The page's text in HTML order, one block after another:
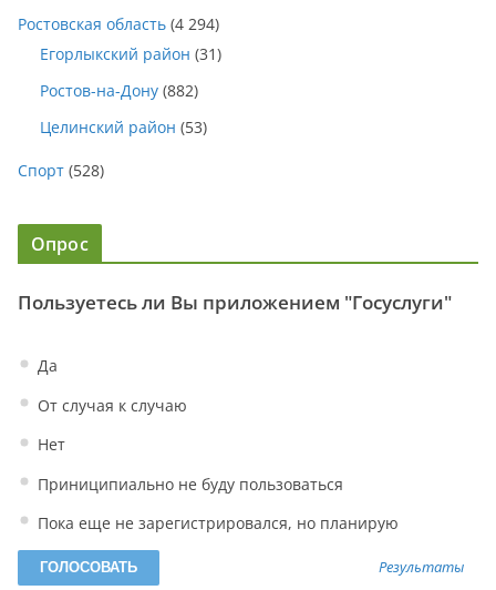
Ростовская область (4 294)
Егорлыкский район (31)
Ростов-на-Дону (882)
Целинский район (53)
Спорт (528)
Опрос
Пользуетесь ли Вы приложением "Госуслуги"
Да
От случая к случаю
Нет
Приниципиально не буду пользоваться
Пока еще не зарегистрировался, но планирую
Результаты